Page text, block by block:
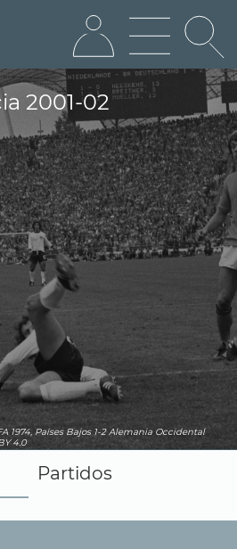
2001-02
1974, Países Bajos 1-2 Alemania Occidental
4.0
Partidos